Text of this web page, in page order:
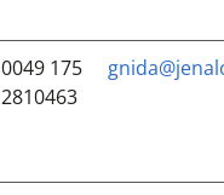
0049 175
2810463